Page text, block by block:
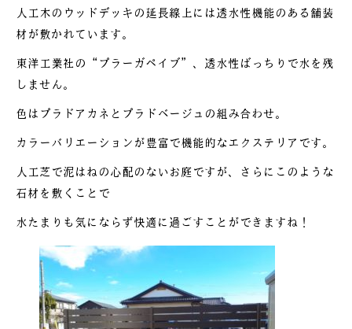
人工木のウッドデッキの延長線上には透水性機能のある舗装
材が敷かれています。
東洋工業社の“プラーガペイブ”、透水性ばっちりで水を残
しません。
色はプラドアカネとプラドベージュの組み合わせ。
カラーバリエーションが豊富で機能的なエクステリアです。
人工芝で泥はねの心配のないお庭ですが、さらにこのような
石材を敷くことで
水たまりも気にならず快適に過ごすことができますね！